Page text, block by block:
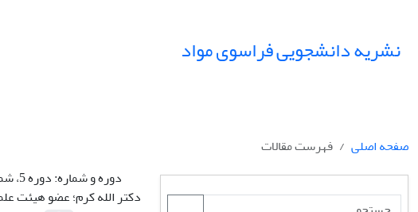
نشریه دانشجویی فراسوی مواد
صفحه اصلی
فهرست مقالات
دوره و شماره:
دکتر الله کرم؛ عضو هیئت